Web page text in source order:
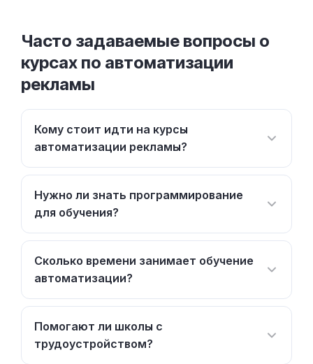
Часто задаваемые вопросы о
курсах по автоматизации
рекламы
Кому стоит идти на курсы
автоматизации рекламы?
Нужно ли знать программирование
для обучения?
Сколько времени занимает обучение
автоматизации?
Помогают ли школы с
трудоустройством?